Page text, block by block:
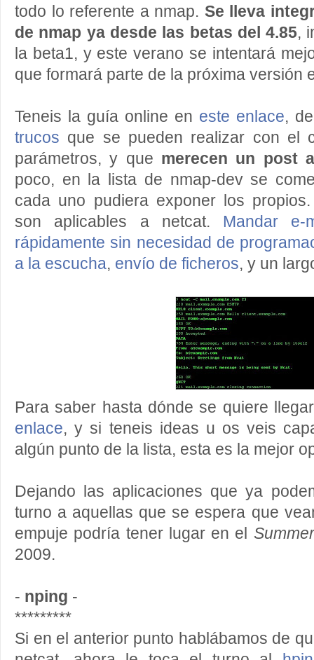
todo lo referente a nmap. Se lleva
de nmap ya desde las betas del 4.85,
la beta1, y este verano se intentará
que formará parte de la próxima versión
Teneis la guía online en este enlace,
trucos que se pueden realizar con el
parámetros, y que merecen un post
poco, en la lista de nmap-dev se
cada uno pudiera exponer los
son aplicables a netcat. Mandar e-
rápidamente sin necesidad de
a la escucha, envío de ficheros, y un
Para saber hasta dónde se quiere
enlace, y si teneis ideas u os veis
algún punto de la lista, esta es la mejor
Dejando las aplicaciones que ya
turno a aquellas que se espera que
empuje podría tener lugar en el
2009.
- nping -
*********
Si en el anterior punto hablábamos de